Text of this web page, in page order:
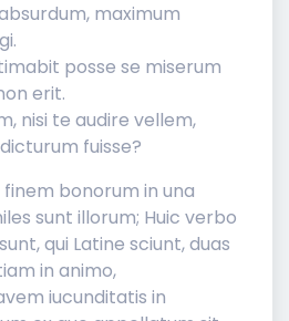
maximum
posse se miserum
erit.
nisi te audire vellem,
fuisse?
bonorum in una
sunt illorum; Huic verbo
qui Latine sciunt, duas
in animo,
iucunditatis in